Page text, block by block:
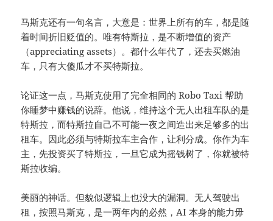
马斯克还有一句名言，大意是：世界上所有的车，都是随
着时间折旧贬值的。唯有特斯拉，是不断增值的资产
（appreciating assets）。都什么年代了，还去买燃油
车，只有大傻瓜才不买特斯拉。
论证这一点，马斯克使用了完全相同的 Robo Taxi 帮助
你睡梦中赚钱的说辞。他说，维持这个无人出租车队的是
特斯拉，而特斯拉自己不可能一夜之间造出来足够多的出
租车。因此必须与特斯拉车主合作，让利分成。你作为车
主，先投资买了特斯拉，一旦它成为摇钱树了，你就被特
斯拉收编。
美丽的神话。但貌似逻辑上也没大的漏洞。无人驾驶出
租，按照马斯克，是一两年内的必然，AI 本身的能力毋